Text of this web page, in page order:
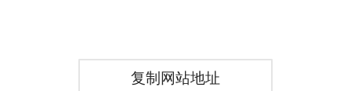
复制网站地址